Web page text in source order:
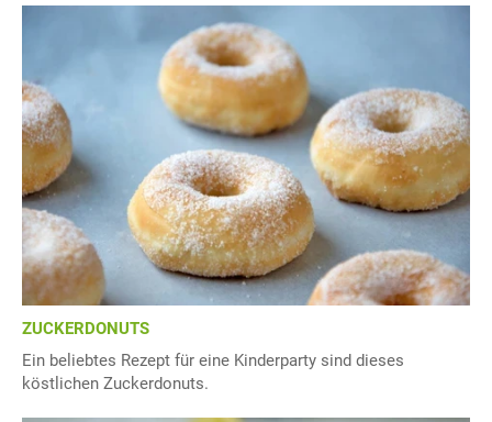
ZUCKERDONUTS
Ein beliebtes Rezept für eine Kinderparty sind dieses
köstlichen Zuckerdonuts.